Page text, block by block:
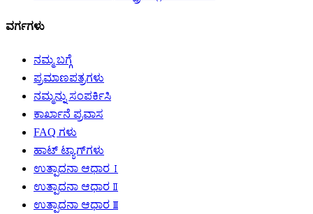
ವರ್ಗಗಳು
ನಮ್ಮ ಬಗ್ಗೆ
ಪ್ರಮಾಣಪತ್ರಗಳು
ನಮ್ಮನ್ನು ಸಂಪರ್ಕಿಸಿ
ಕಾರ್ಖಾನೆ ಪ್ರವಾಸ
FAQ ಗಳು
ಹಾಟ್ ಟ್ಯಾಗ್‌ಗಳು
ಉತ್ಪಾದನಾ ಆಧಾರ Ⅰ
ಉತ್ಪಾದನಾ ಆಧಾರ Ⅱ
ಉತ್ಪಾದನಾ ಆಧಾರ Ⅲ